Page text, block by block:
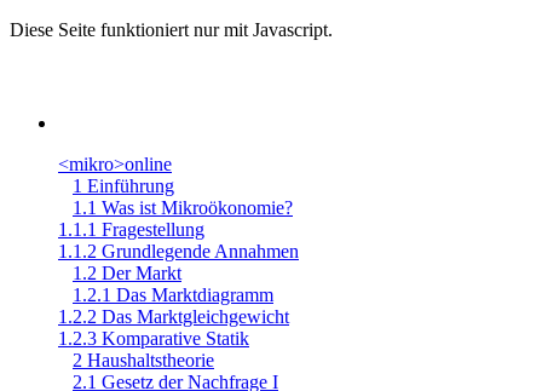
Diese Seite funktioniert nur mit Javascript.
<mikro>online
1 Einführung
1.1 Was ist Mikroökonomie?
1.1.1 Fragestellung
1.1.2 Grundlegende Annahmen
1.2 Der Markt
1.2.1 Das Marktdiagramm
1.2.2 Das Marktgleichgewicht
1.2.3 Komparative Statik
2 Haushaltstheorie
2.1 Gesetz der Nachfrage I